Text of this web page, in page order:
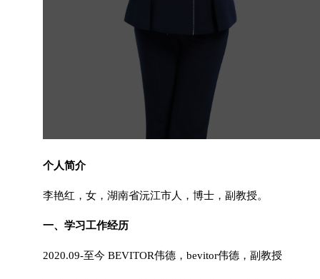
个人简介
李艳红，女，湖南省沅江市人，博士，副教授。
一、学习工作经历
2020.09-至今 BEVITOR伟德，bevitor伟德，副教授